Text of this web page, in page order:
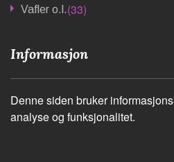
Vafler o.l.(33)
Informasjon
Denne siden bruker
analyse og funksjonalitet.